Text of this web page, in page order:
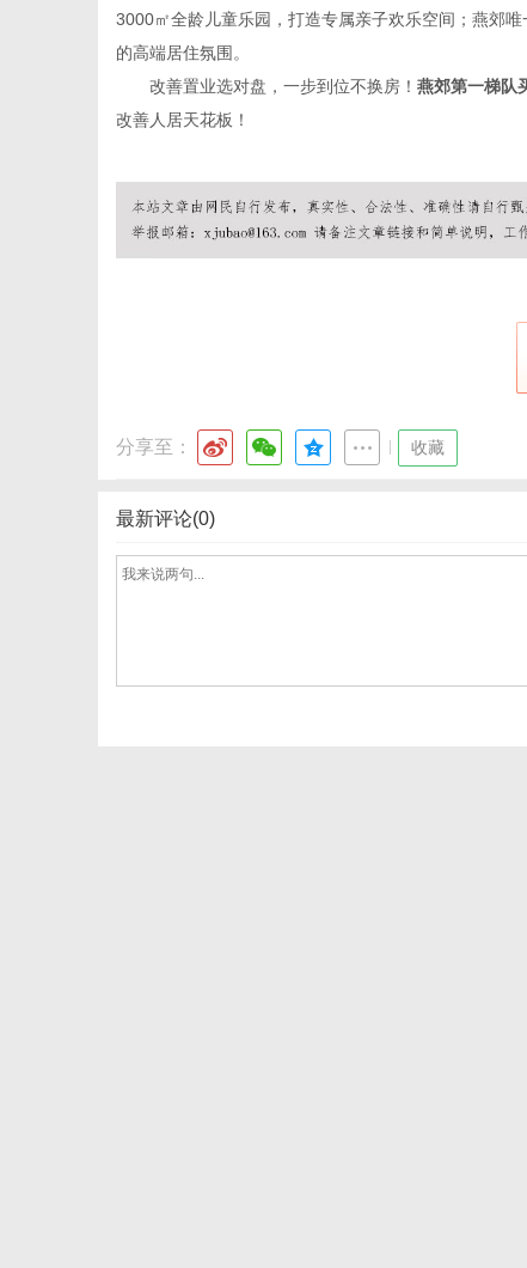
3000㎡全龄儿童乐园，打造专属亲子欢乐空间；燕郊
的高端居住氛围。
改善置业选对盘，一步到位不换房！ 燕郊第一梯队
改善人居天花板！
分享至： 收藏
最新评论(0)